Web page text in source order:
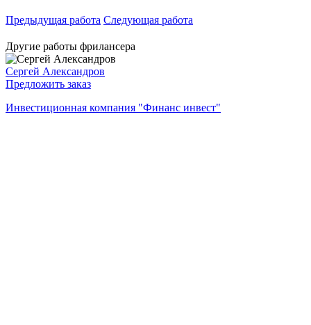
Предыдущая работа Следующая работа
Другие работы фрилансера
Сергей Александров
Предложить заказ
Инвестиционная компания "Финанс инвест"